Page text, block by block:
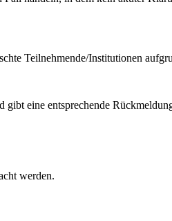
Teilnehmende/Institutionen
gibt eine entsprechende
werden.